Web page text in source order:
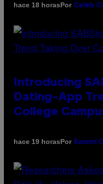
hace 18 horasPor Caleb
Introducing
Dating-App
College
hace 19 horasPor Sammi